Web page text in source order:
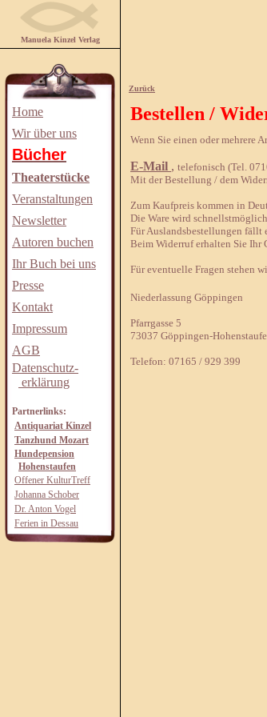
Manuela Kinzel Verlag
Home
Wir über uns
Bücher
Theaterstücke
Veranstaltungen
Newsletter
Autoren buchen
Ihr Buch bei uns
Presse
Kontakt
Impressum
AGB
Datenschutz-
erklärung
Partnerlinks:
Antiquariat Kinzel
Tanzhund Mozart
Hundepension
Hohenstaufen
Offener KulturTreff
Johanna Schober
Dr. Anton Vogel
Ferien in Dessau
Zurück
Bestellen /
Wenn Sie einen oder mehrere
E-Mail , telefonisch (Tel.
Mit der Bestellung / dem
Zum Kaufpreis kommen in
Die Ware wird
Für Auslandsbestellungen fällt
Beim Widerruf erhalten Sie Ihr
Für eventuelle Fragen stehen
Niederlassung Göppingen
Pfarrgasse 5
73037 Göppingen-
Telefon: 07165 / 929 399